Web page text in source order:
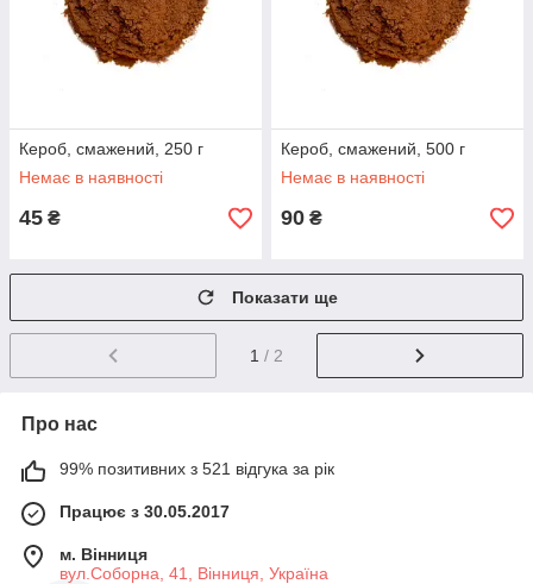
Кероб, смажений, 250 г
Немає в наявності
45 ₴
Кероб, смажений, 500 г
Немає в наявності
90 ₴
Показати ще
1 / 2
Про нас
99% позитивних з 521 відгука за рік
Працює з 30.05.2017
м. Вінниця
вул.Соборна, 41, Вінниця, Україна